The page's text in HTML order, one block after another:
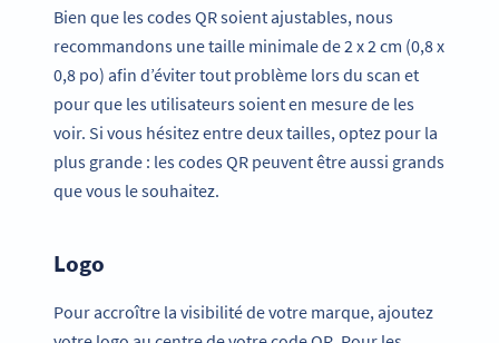
Bien que les codes QR soient ajustables, nous
recommandons une taille minimale de 2 x 2 cm (0,8 x
0,8 po) afin d’éviter tout problème lors du scan et
pour que les utilisateurs soient en mesure de les
voir. Si vous hésitez entre deux tailles, optez pour la
plus grande : les codes QR peuvent être aussi grands
que vous le souhaitez.
Logo
Pour accroître la visibilité de votre marque, ajoutez